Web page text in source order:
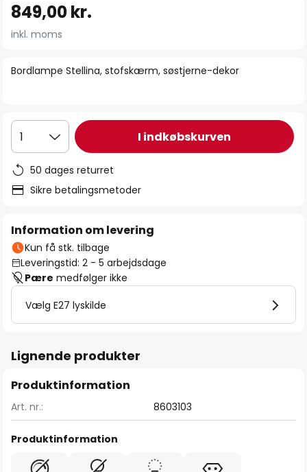
starten
billedgalleriet
Bordlampe Stellina, stofskærm, søstjerne-dekor
849,00 kr.
inkl. moms
1 I indkøbskurven
50 dages returret
Sikre betalingsmetoder
Information om levering
Kun få stk. tilbage
Leveringstid: 2 - 5 arbejdsdage
Pære medfølger ikke
Vælg E27 lyskilde
Lignende produkter
Produktinformation
Art. nr.: 8603103
Produktinformation